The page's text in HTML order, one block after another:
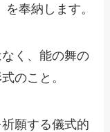
奉納します。
なく、能の舞の
のこと。
願する儀式的